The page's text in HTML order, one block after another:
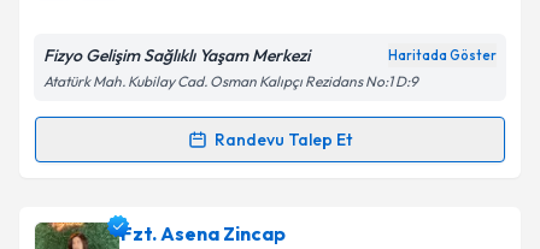
Fizyo Gelişim Sağlıklı Yaşam Merkezi Haritada Göster
Atatürk Mah. Kubilay Cad. Osman Kalıpçı Rezidans No:1 D:9
Randevu Talep Et
Randevu Takvimi Talebi
Fzt. Fatma Özcaniçin randevu takvimi talebi
Fzt. Asena Zincap